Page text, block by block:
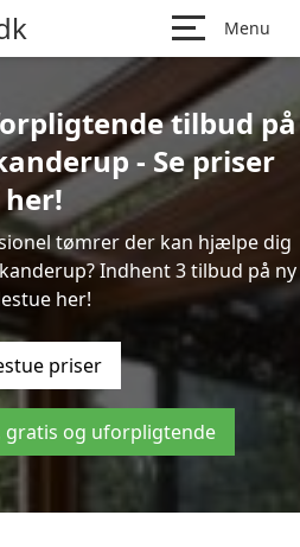
Menu
tilbud på
- Se priser
her!
tømrer der kan hjælpe dig
Indhent 3 tilbud på ny
her!
priser
gratis og uforpligtende